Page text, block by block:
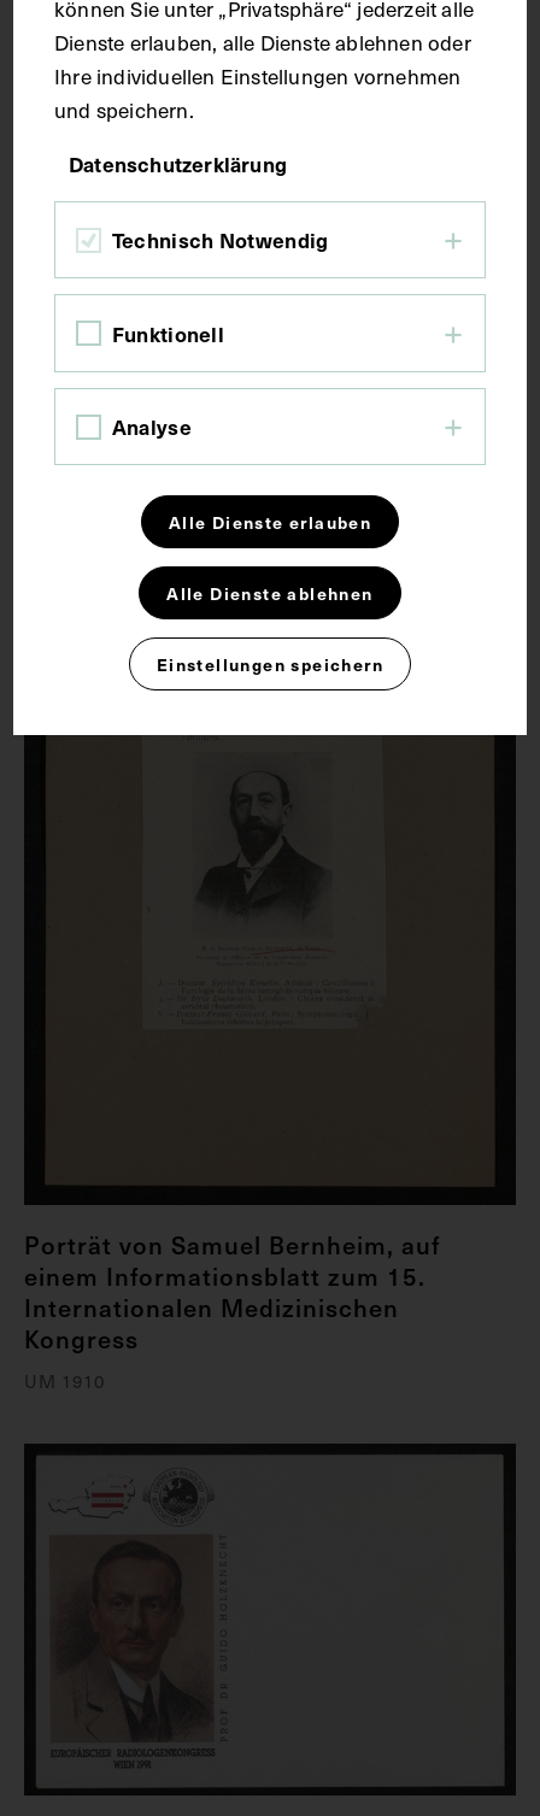
Eindrücke vom 10. Internationalen
Kongress zur Geschichte der Medizin
Porträt von Samuel Bernheim, auf
einem Informationsblatt zum 15.
Internationalen Medizinischen
Kongress
UM 1910
können Sie unter „Privatsphäre“ jederzeit alle
Dienste erlauben, alle Dienste ablehnen oder
Ihre individuellen Einstellungen vornehmen
und speichern.
Datenschutzerklärung
Technisch Notwendig
Funktionell
Analyse
Alle Dienste erlauben
Alle Dienste ablehnen
Einstellungen speichern